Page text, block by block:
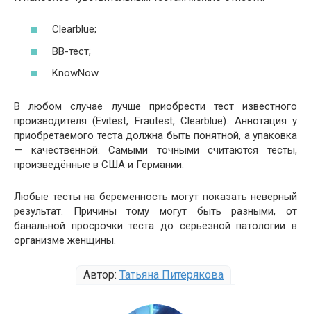
Clearblue;
ВВ-тест;
KnowNow.
В любом случае лучше приобрести тест известного
производителя (Evitest, Frautest, Clearblue). Аннотация у
приобретаемого теста должна быть понятной, а упаковка
— качественной. Самыми точными считаются тесты,
произведённые в США и Германии.
Любые тесты на беременность могут показать неверный
результат. Причины тому могут быть разными, от
банальной просрочки теста до серьёзной патологии в
организме женщины.
Автор: Татьяна Питерякова